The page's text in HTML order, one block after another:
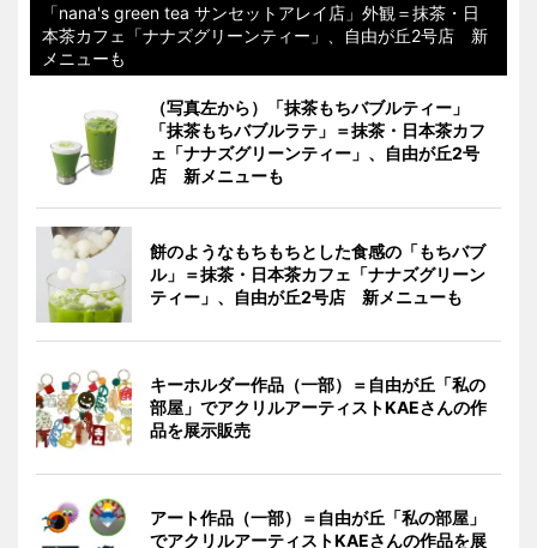
「nana's green tea サンセットアレイ店」外観＝抹茶・日
本茶カフェ「ナナズグリーンティー」、自由が丘2号店 新
メニューも
（写真左から）「抹茶もちバブルティー」
「抹茶もちバブルラテ」＝抹茶・日本茶カフ
ェ「ナナズグリーンティー」、自由が丘2号
店 新メニューも
餅のようなもちもちとした食感の「もちバブ
ル」＝抹茶・日本茶カフェ「ナナズグリーン
ティー」、自由が丘2号店 新メニューも
キーホルダー作品（一部）＝自由が丘「私の
部屋」でアクリルアーティストKAEさんの作
品を展示販売
アート作品（一部）＝自由が丘「私の部屋」
でアクリルアーティストKAEさんの作品を展